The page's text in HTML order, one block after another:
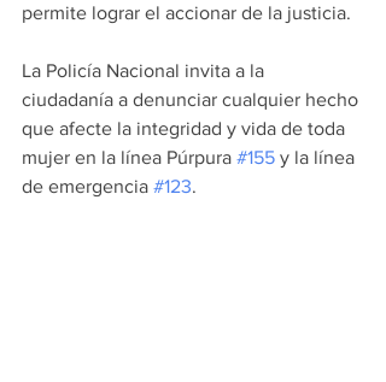
permite lograr el accionar de la justicia.
La Policía Nacional invita a la
ciudadanía a denunciar cualquier hecho
que afecte la integridad y vida de toda
mujer en la línea Púrpura #155 y la línea
de emergencia #123.